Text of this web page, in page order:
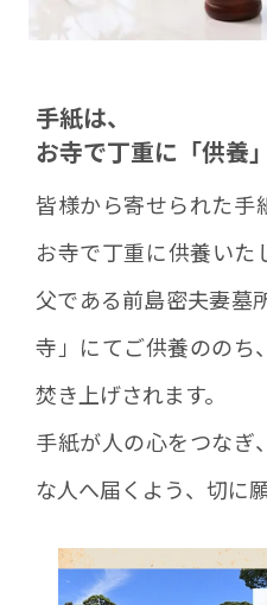
⼿紙は、
お寺で丁重に「供養
皆様から寄せられた手
お寺で丁重に供養いた
父である前島密夫妻墓
寺」にてご供養ののち
焚き上げされます。
手紙が人の心をつなぎ
な人へ届くよう、切に